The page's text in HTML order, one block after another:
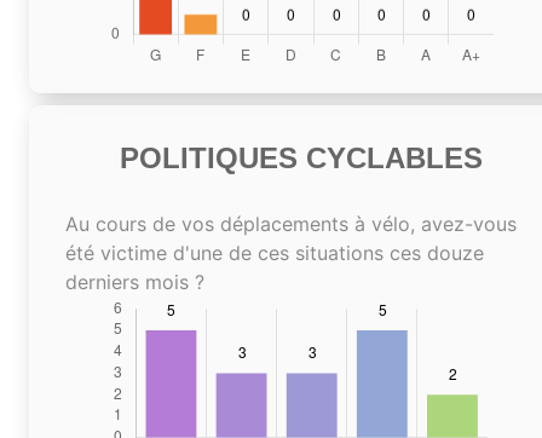
POLITIQUES CYCLABLES
Au cours de vos déplacements à vélo, avez-vous
été victime d'une de ces situations ces douze
derniers mois ?